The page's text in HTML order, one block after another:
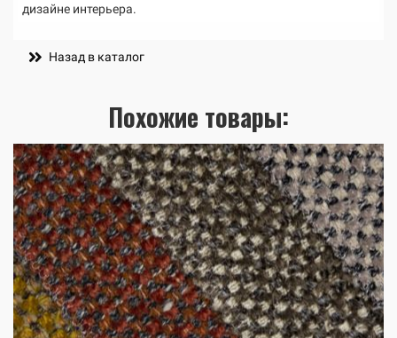
дизайне интерьера.
Назад в каталог
Похожие товары: